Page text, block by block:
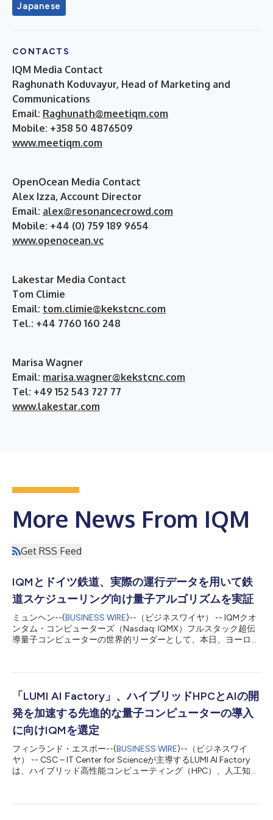
Japanese
CONTACTS
IQM Media Contact
Raghunath Koduvayur, Head of Marketing and
Communications
Email: Raghunath@meetiqm.com
Mobile: +358 50 4876509
www.meetiqm.com
OpenOcean Media Contact
Alex Izza, Account Director
Email: alex@resonancecrowd.com
Mobile: +44 (0) 759 189 9654
www.openocean.vc
Lakestar Media Contact
Tom Climie
Email: tom.climie@kekstcnc.com
Tel.: +44 7760 160 248
Marisa Wagner
Email: marisa.wagner@kekstcnc.com
Tel: +49 152 543 727 77
www.lakestar.com
More News From IQM
Get RSS Feed
IQMとドイツ鉄道、実際の運行データを用いて鉄
道スケジューリング向け量子アルゴリズムを実証
ミュンヘン--(BUSINESS WIRE)--（ビジネスワイヤ） -- IQMクオ
ンタム・コンピューターズ（Nasdaq: IQMX）フルスタック超伝
導量子コンピューターの世界的リーダーとして、本日、ヨーロッ
を探求した共同研究の結果を発表しました。 両組織は、ドイツ
りのサイクルに換算されるドイツ鉄道の実際の運行データセット
を使用し、企業規模の最適化問題向けに設計されたハイブリッド
量子古典アルゴリズムを開発およびテストしました。 こちらで
公開されているホワイトペーパーに詳述されているように、IQM
のチームは量子近似最適化アルゴリズム（QAOA）を管理可能な
段階に分けて適用し、問題全体を管理する古典的フレームワーク
の中で、量子コンポーネントがより小さな部分問題を解決するよ
うにしました。このアーキテクチャは汎用性を持たせて構築され
「LUMI AI Factory」、ハイブリッドHPCとAIの開
発を加速する先進的な量子コンピューターの導入
に向けIQMを選定
フィンランド・エスポー--(BUSINESS WIRE)--（ビジネスワイ
ヤ） -- CSC – IT Center for Scienceが主導するLUMI AI Factory
は、ハイブリッド高性能コンピューティング（HPC）、人工知
業として、IQMクオンタム・コンピューターズ（IQM Quantum